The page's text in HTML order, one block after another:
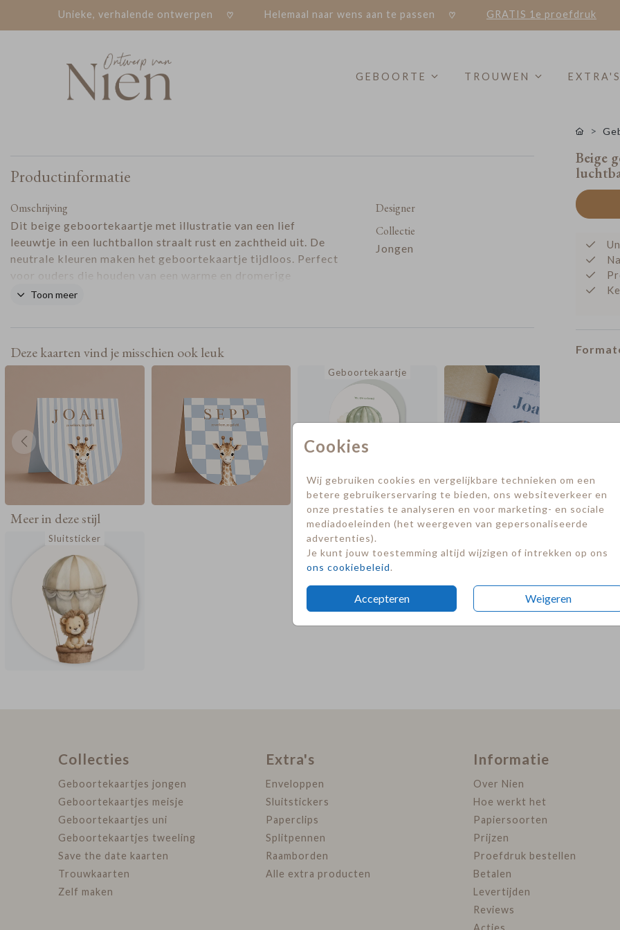
Unieke, verhalende ontwerpen Helemaal naar wens aan te passen GRATIS 1e proefdruk
GEBOORTE TROUWEN EXTRA'S
Cookies
Wij gebruiken cookies en vergelijkbare technieken om een
betere gebruikerservaring te bieden, ons websiteverkeer en
onze prestaties te analyseren en voor marketing- en sociale
mediadoeleinden (het weergeven van gepersonaliseerde
advertenties).
Je kunt jouw toestemming altijd wijzigen of intrekken op ons
ons cookiebeleid.
Accepteren Weigeren
Productinformatie
Omschrijving
Dit beige geboortekaartje met illustratie van een lief
leeuwtje in een luchtballon straalt rust en zachtheid uit. De
neutrale kleuren maken het geboortekaartje tijdloos. Perfect
voor ouders die houden van een warme en dromerige
uitstraling. Een dromerig geboortekaartje om de geboorte
Toon meer
Designer
Collectie
Jongen
Deze kaarten vind je misschien ook leuk
Geboortekaartje
Meer in deze stijl
Sluitsticker
Beige
Collecties
Geboortekaartjes jongen
Geboortekaartjes meisje
Geboortekaartjes uni
Geboortekaartjes tweeling
Save the date kaarten
Trouwkaarten
Zelf maken
Extra's
Enveloppen
Sluitstickers
Paperclips
Splitpennen
Raamborden
Alle extra producten
Informatie
Over Nien
Hoe werkt het
Papiersoorten
Prijzen
Proefdruk bestellen
Betalen
Levertijden
Reviews